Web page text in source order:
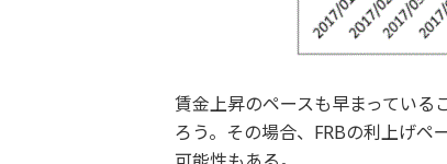
賃金上昇のペースも早まっている
ろう。その場合、FRBの利上げペ